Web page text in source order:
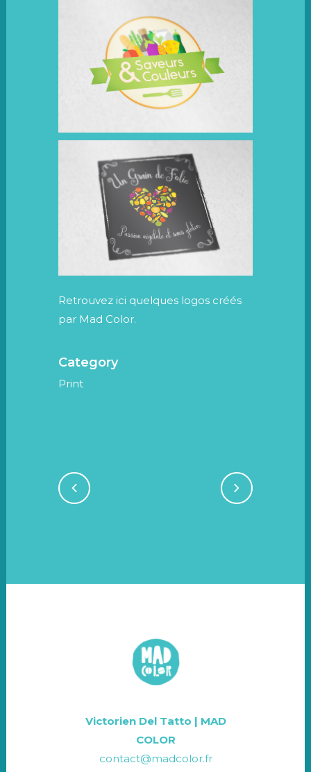
Retrouvez ici quelques logos créés
par Mad Color.
Category
Print
Victorien Del Tatto | MAD
COLOR
contact@madcolor.fr